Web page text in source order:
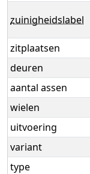
zuinigheidslabel
zitplaatsen
deuren
aantal assen
wielen
uitvoering
variant
type